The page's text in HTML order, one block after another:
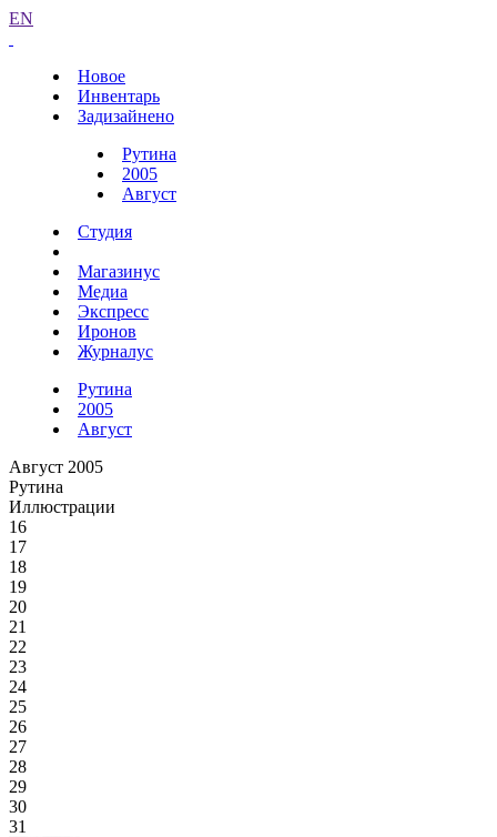
EN
Новое
Инвентарь
Задизайнено
Рутина
2005
Август
Студия
Магазинус
Медиа
Экспресс
Иронов
Журналус
Рутина
2005
Август
Август 2005
Рутина
Иллюстрации
16
17
18
19
20
21
22
23
24
25
26
27
28
29
30
31